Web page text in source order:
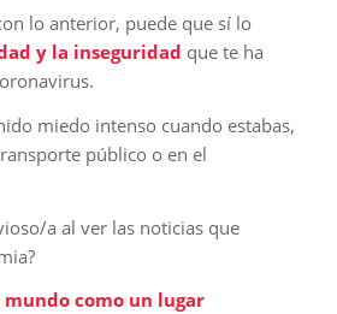
lo anterior, puede que sí lo
y la inseguridad que te ha
miedo intenso cuando estabas,
público o en el
a al ver las noticias que
mundo como un lugar